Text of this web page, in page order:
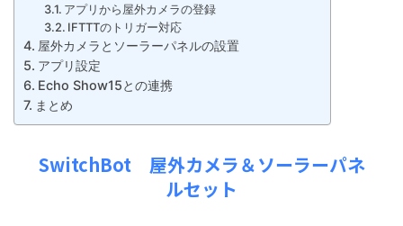
アプリから屋外カメラの登録
IFTTTのトリガー対応
屋外カメラとソーラーパネルの設置
アプリ設定
Echo Show15との連携
まとめ
SwitchBot 屋外カメラ＆ソーラーパネ
ルセット